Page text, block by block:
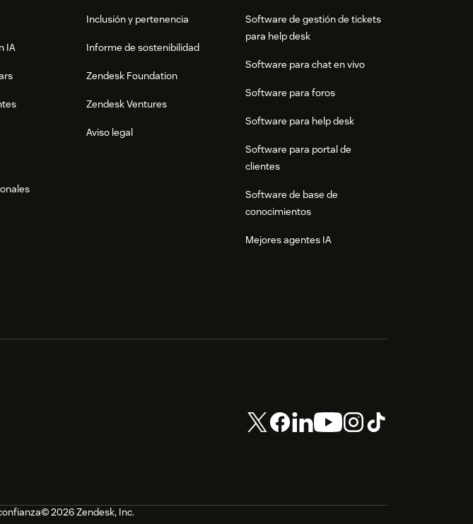
IA
Inclusión y pertenencia
Informe de sostenibilidad
Zendesk Foundation
Zendesk Ventures
Aviso legal
Software de gestión de tickets
para help desk
Software para chat en vivo
Software para foros
Software para help desk
Software para portal de
clientes
Software de base de
conocimientos
Mejores agentes IA
© 2026 Zendesk, Inc.